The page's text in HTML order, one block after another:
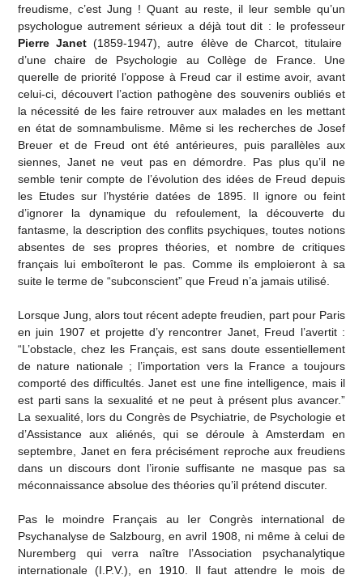
freudisme, c’est Jung ! Quant au reste, il leur semble qu’un
psychologue autrement sérieux a déjà tout dit : le professeur
Pierre Janet (1859-1947), autre élève de Charcot, titulaire
d’une chaire de Psychologie au Collège de France. Une
querelle de priorité l’oppose à Freud car il estime avoir, avant
celui-ci, découvert l’action pathogène des souvenirs oubliés et
la nécessité de les faire retrouver aux malades en les mettant
en état de somnambulisme. Même si les recherches de Josef
Breuer et de Freud ont été antérieures, puis parallèles aux
siennes, Janet ne veut pas en démordre. Pas plus qu’il ne
semble tenir compte de l’évolution des idées de Freud depuis
les Etudes sur l’hystérie datées de 1895. Il ignore ou feint
d’ignorer la dynamique du refoulement, la découverte du
fantasme, la description des conflits psychiques, toutes notions
absentes de ses propres théories, et nombre de critiques
français lui emboîteront le pas. Comme ils emploieront à sa
suite le terme de “subconscient” que Freud n’a jamais utilisé.
Lorsque Jung, alors tout récent adepte freudien, part pour Paris
en juin 1907 et projette d’y rencontrer Janet, Freud l’avertit :
“L’obstacle, chez les Français, est sans doute essentiellement
de nature nationale ; l’importation vers la France a toujours
comporté des difficultés. Janet est une fine intelligence, mais il
est parti sans la sexualité et ne peut à présent plus avancer.”
La sexualité, lors du Congrès de Psychiatrie, de Psychologie et
d’Assistance aux aliénés, qui se déroule à Amsterdam en
septembre, Janet en fera précisément reproche aux freudiens
dans un discours dont l’ironie suffisante ne masque pas sa
méconnaissance absolue des théories qu’il prétend discuter.
Pas le moindre Français au Ier Congrès international de
Psychanalyse de Salzbourg, en avril 1908, ni même à celui de
Nuremberg qui verra naître l’Association psychanalytique
internationale (I.P.V.), en 1910. Il faut attendre le mois de